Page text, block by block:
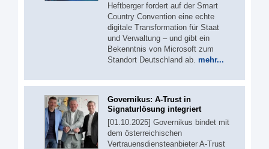
Heftberger fordert auf der Smart
Country Convention eine echte
digitale Transformation für Staat
und Verwaltung – und gibt ein
Bekenntnis von Microsoft zum
Standort Deutschland ab. mehr...
Governikus: A-Trust in
Signaturlösung integriert
[01.10.2025] Governikus bindet mit
dem österreichischen
Vertrauensdiensteanbieter A-Trust